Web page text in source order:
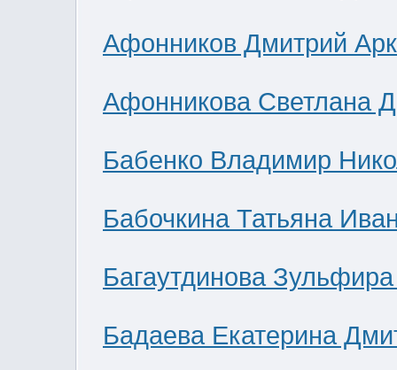
Афонников Дмитрий
Афонникова Светлана
Бабенко Владимир
Бабочкина Татьяна
Багаутдинова
Бадаева Екатерина